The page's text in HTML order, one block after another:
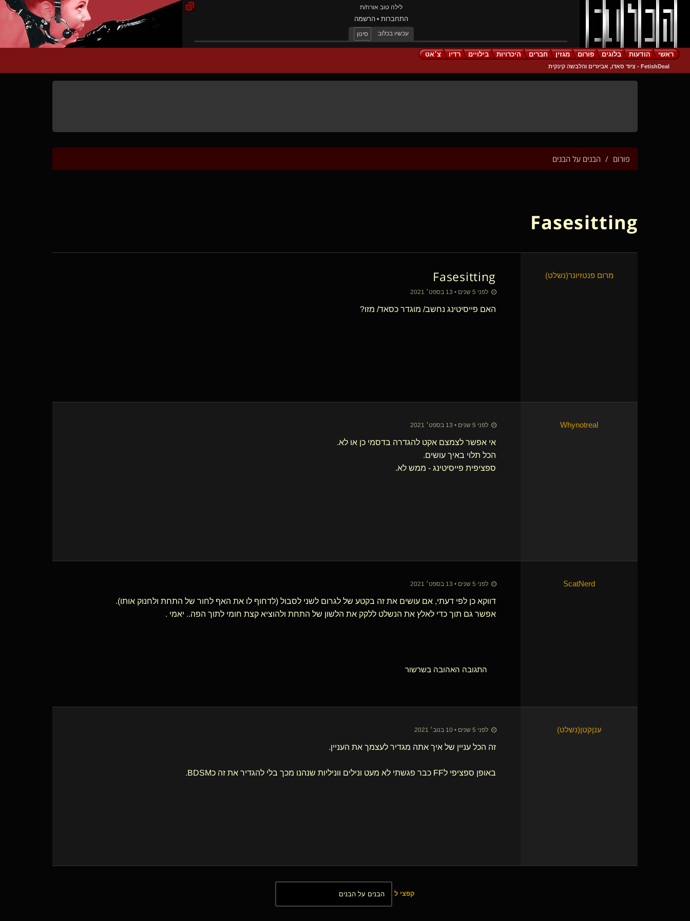
לילה טוב אורח/ת
התחברות•הרשמה
עכשיו בכלוב סינון
ראשי הודעות בלוגים פורום מגזין חברים היכרויות בילויים רדיו צ׳אט
FetishDeal - ציוד סאדו, אביזרים והלבשה קינקית
פורום הבנים על הבנים
Fasesitting
מרום פנטזיונר​(נשלט) Fasesitting
לפני 5 שנים • 13 בספט׳ 2021
האם פייסיטינג נחשב/ מוגדר כסאד/ מזו?
Whynotreal לפני 5 שנים • 13 בספט׳ 2021
אי אפשר לצמצם אקט להגדרה בדסמי כן או לא.
הכל תלוי באיך עושים.
ספציפית פייסיטינג - ממש לא.
ScatNerd לפני 5 שנים • 13 בספט׳ 2021
דווקא כן לפי דעתי, אם עושים את זה בקטע של לגרום לשני לסבול (לדחוף לו את האף לחור של התחת ולחנוק אותו).
אפשר גם תוך כדי לאלץ את הנשלט ללקק את הלשון של התחת ולהוציא קצת חומי לתוך הפה.. יאמי .
התגובה האהובה בשרשור
ענןקטן​(נשלט) לפני 5 שנים • 10 בנוב׳ 2021
זה הכל עניין של איך אתה מגדיר לעצמך את העניין.
באופן ספציפי לFF כבר פגשתי לא מעט ונילים ווניליות שנהנו מכך בלי להגדיר את זה כBDSM.
קפצי ל